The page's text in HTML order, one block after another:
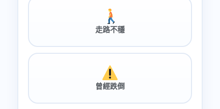
走路不穩
曾經跌倒